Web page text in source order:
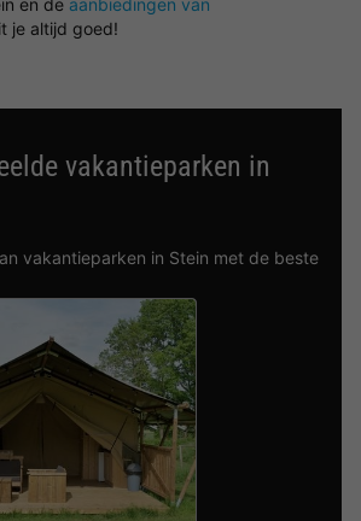
en de aanbiedingen van
je altijd goed!
vakantieparken in
vakantieparken in Stein met de beste